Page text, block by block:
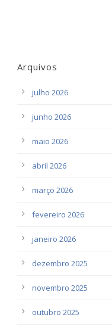
Arquivos
julho 2026
junho 2026
maio 2026
abril 2026
março 2026
fevereiro 2026
janeiro 2026
dezembro 2025
novembro 2025
outubro 2025